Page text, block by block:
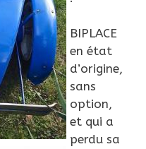
BIPLACE
en état
d’origine,
sans
option,
et qui a
perdu sa